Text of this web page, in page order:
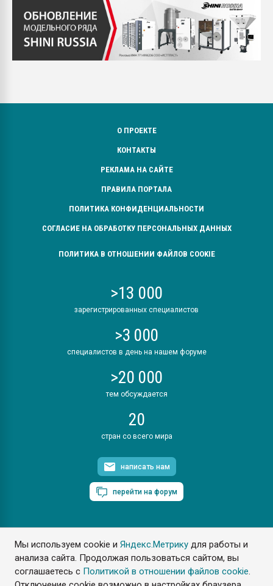
Мы используем cookie иЯндекс.Метрику для работы и
анализа сайта. Продолжая пользоваться сайтом, вы
соглашаетесь с Политикой в отношении файлов cookie.
О ПРОЕКТЕ
КОНТАКТЫ
РЕКЛАМА НА САЙТЕ
ПРАВИЛА ПОРТАЛА
ПОЛИТИКА КОНФИДЕНЦИАЛЬНОСТИ
СОГЛАСИЕ НА ОБРАБОТКУ ПЕРСОНАЛЬНЫХ ДАННЫХ
ПОЛИТИКА В ОТНОШЕНИИ ФАЙЛОВ COOKIE
>13 000
зарегистрированных специалистов
>3 000
специалистов в день на нашем форуме
>20 000
тем обсуждается
20
стран со всего мира
написать нам
перейти на форум
ПластЭксперт © 2006. Все права защищены
Разрешается копирование материалов сайта с обязательной
ссылкой на www.e-plastic.ru
Разработка сайта